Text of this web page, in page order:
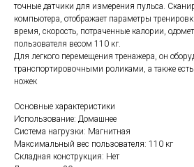
точные датчики для измерения пульса.
компьютера, отображает параметры
время, скорость, потраченные калории,
пользователя весом 110 кг.
Для легкого перемещения тренажера, он
транспортировочными роликами, а также
ножек
Основные характеристики
Использование: Домашнее
Система нагрузки: Магнитная
Максимальный вес пользователя: 110 кг
Складная конструкция: Нет